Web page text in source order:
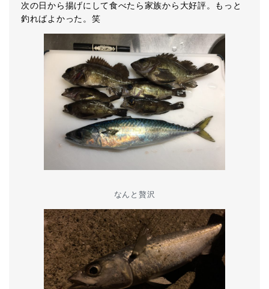
次の日から揚げにして食べたら家族から大好評。もっと
釣ればよかった。笑
なんと贅沢